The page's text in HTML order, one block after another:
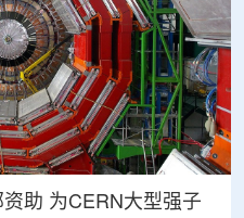
助 为CERN大型强子